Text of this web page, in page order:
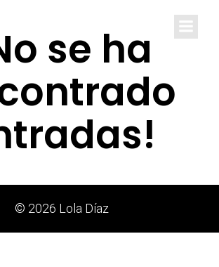
se ha
© 2026 Lola Díaz